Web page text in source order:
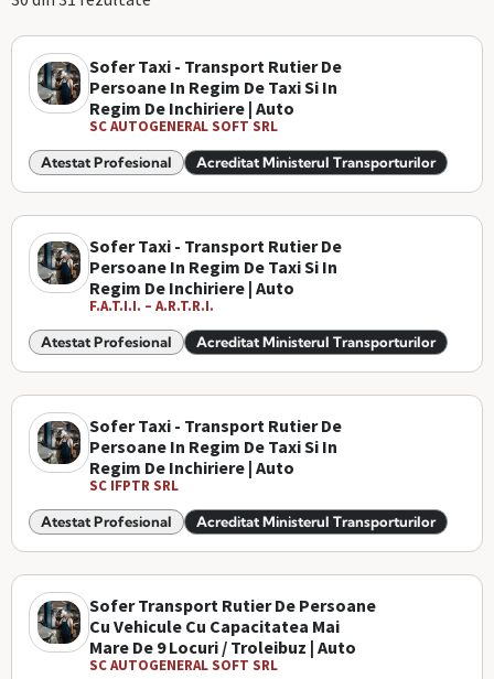
Sofer Taxi - Transport Rutier De
Persoane In Regim De Taxi Si In
Regim De Inchiriere | Auto
SC AUTOGENERAL SOFT SRL
Atestat Profesional Acreditat Ministerul Transporturilor
Sofer Taxi - Transport Rutier De
Persoane In Regim De Taxi Si In
Regim De Inchiriere | Auto
F.A.T.I.I. – A.R.T.R.I.
Atestat Profesional Acreditat Ministerul Transporturilor
Sofer Taxi - Transport Rutier De
Persoane In Regim De Taxi Si In
Regim De Inchiriere | Auto
SC IFPTR SRL
Atestat Profesional Acreditat Ministerul Transporturilor
Sofer Transport Rutier De Persoane
Cu Vehicule Cu Capacitatea Mai
Mare De 9 Locuri / Troleibuz | Auto
SC AUTOGENERAL SOFT SRL